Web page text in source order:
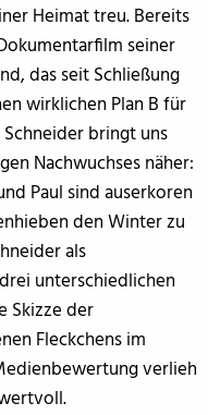
Heimat treu. Bereits
seiner
das seit Schließung
wirklichen Plan B für
bringt uns
Nachwuchses näher:
Paul sind auserkoren
den Winter zu
als
unterschiedlichen
Skizze der
Fleckchens im
verlieh